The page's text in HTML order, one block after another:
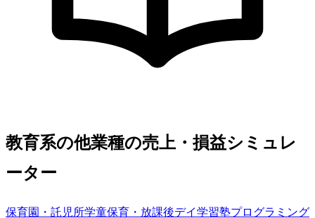
教育系の他業種の売上・損益シミュレ
ーター
保育園・託児所学童保育・放課後デイ学習塾プログラミング